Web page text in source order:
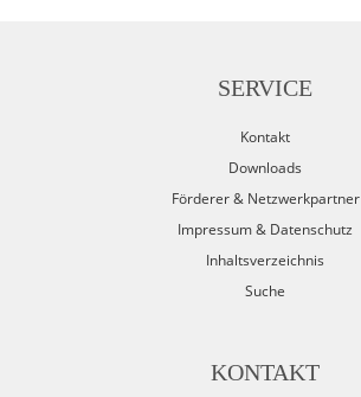
SERVICE
Kontakt
Downloads
Förderer & Netzwerkpartner
Impressum & Datenschutz
Inhaltsverzeichnis
Suche
KONTAKT